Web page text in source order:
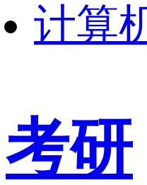
计算
考研